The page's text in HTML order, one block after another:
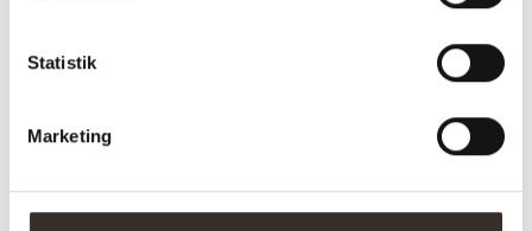
Statistik
Marketing
Samle info:
pakker á: